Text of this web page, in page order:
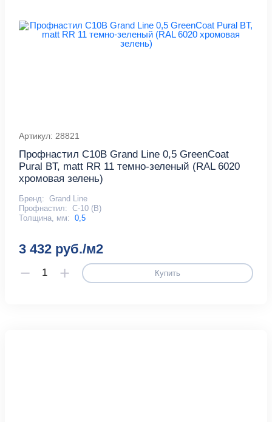
Артикул: 28821
Профнастил С10В Grand Line 0,5 GreenCoat
Pural BT, matt RR 11 темно-зеленый (RAL 6020
хромовая зелень)
Бренд: Grand Line
Профнастил: С-10 (В)
Толщина, мм: 0,5
3 432 руб./м2
Купить